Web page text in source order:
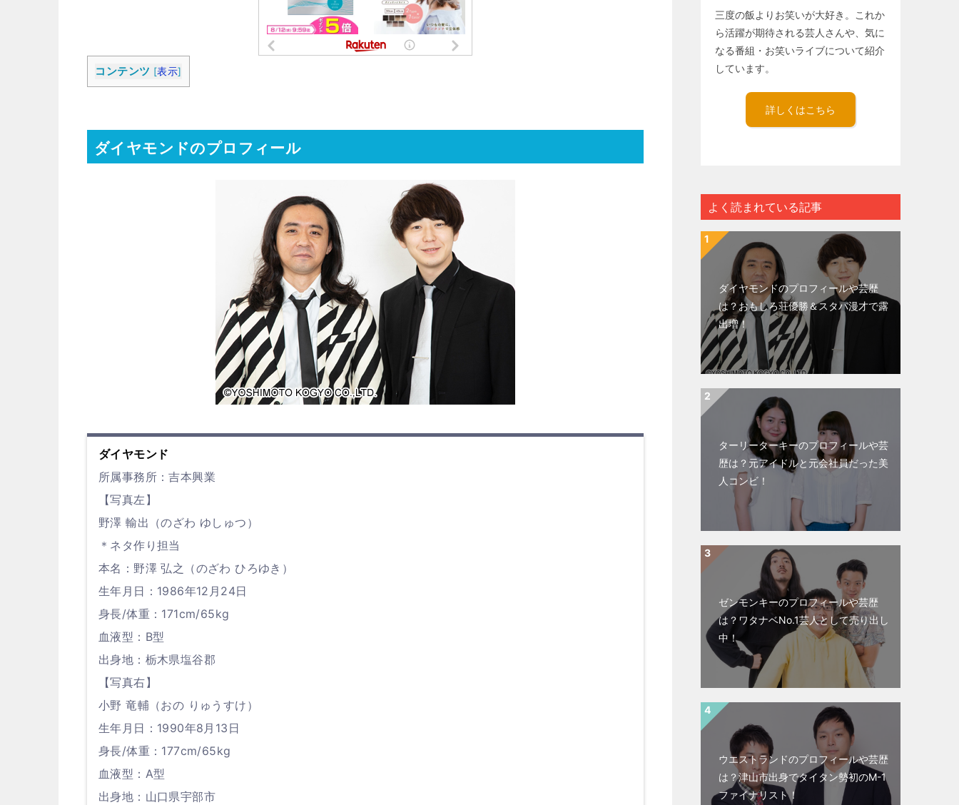
コンテンツ [表示]
ダイヤモンドのプロフィール
ダイヤモンド
所属事務所：吉本興業
【写真左】
野澤 輸出（のざわ ゆしゅつ）
＊ネタ作り担当
本名：野澤 弘之（のざわ ひろゆき）
生年月日：1986年12月24日
身長/体重：171cm/65kg
血液型：B型
出身地：栃木県塩谷郡
【写真右】
小野 竜輔（おの りゅうすけ）
生年月日：1990年8月13日
身長/体重：177cm/65kg
血液型：A型
出身地：山口県宇部市
三度の飯よりお笑いが大好き。これか
ら活躍が期待される芸人さんや、気に
なる番組・お笑いライブについて紹介
しています。
詳しくはこちら
よく読まれている記事
ダイヤモンドのプロフィールや芸歴
は？おもしろ荘優勝＆スタバ漫才で露
出増！
ターリーターキーのプロフィールや芸
歴は？元アイドルと元会社員だった美
人コンビ！
ゼンモンキーのプロフィールや芸歴
は？ワタナベNo.1芸人として売り出し
中！
ウエストランドのプロフィールや芸歴
は？津山市出身でタイタン勢初のM-1
ファイナリスト！